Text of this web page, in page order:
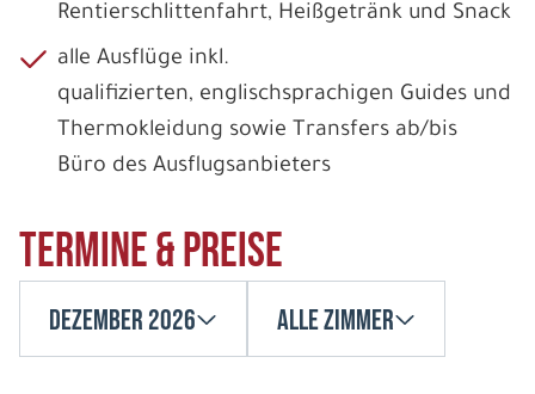
Rentierschlittenfahrt, Heißgetränk und Snack
alle Ausflüge inkl.
qualifizierten, englischsprachigen Guides und
Thermokleidung sowie Transfers ab/bis
Büro des Ausflugsanbieters
Termine & Preise
Dezember 2026 Alle Zimmer